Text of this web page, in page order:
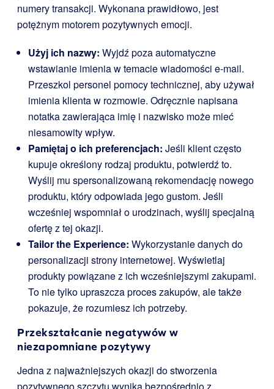
numery transakcji. Wykonana prawidłowo, jest
potężnym motorem pozytywnych emocji.
Użyj ich nazwy: Wyjdź poza automatyczne
wstawianie imienia w temacie wiadomości e-mail.
Przeszkol personel pomocy technicznej, aby używał
imienia klienta w rozmowie. Odręcznie napisana
notatka zawierająca imię i nazwisko może mieć
niesamowity wpływ.
Pamiętaj o ich preferencjach: Jeśli klient często
kupuje określony rodzaj produktu, potwierdź to.
Wyślij mu spersonalizowaną rekomendację nowego
produktu, który odpowiada jego gustom. Jeśli
wcześniej wspomniał o urodzinach, wyślij specjalną
ofertę z tej okazji.
Tailor the Experience: Wykorzystanie danych do
personalizacji strony internetowej. Wyświetlaj
produkty powiązane z ich wcześniejszymi zakupami.
To nie tylko upraszcza proces zakupów, ale także
pokazuje, że rozumiesz ich potrzeby.
Przekształcanie negatywów w
niezapomniane pozytywy
Jedna z najważniejszych okazji do stworzenia